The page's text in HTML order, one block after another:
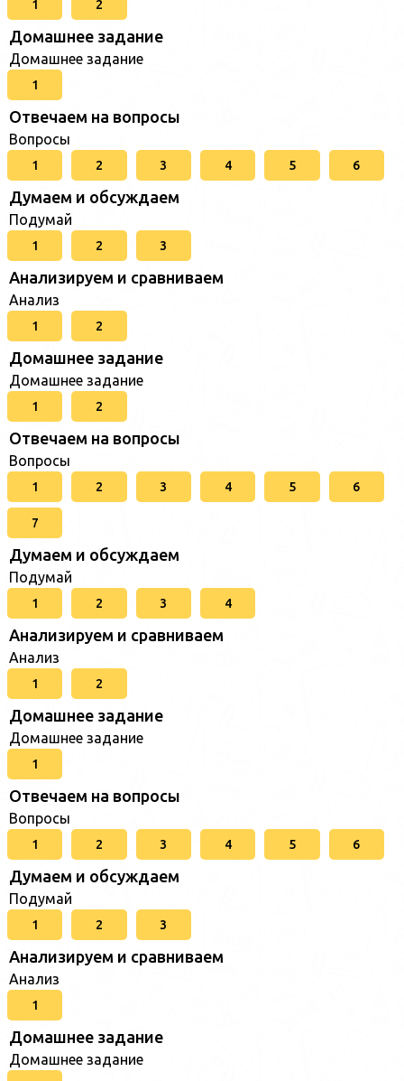
1 2
Домашнее задание
Домашнее задание
1
Отвечаем на вопросы
Вопросы
1 2 3 4 5 6
Думаем и обсуждаем
Подумай
1 2 3
Анализируем и сравниваем
Анализ
1 2
Домашнее задание
Домашнее задание
1 2
Отвечаем на вопросы
Вопросы
1 2 3 4 5 6
7
Думаем и обсуждаем
Подумай
1 2 3 4
Анализируем и сравниваем
Анализ
1 2
Домашнее задание
Домашнее задание
1
Отвечаем на вопросы
Вопросы
1 2 3 4 5 6
Думаем и обсуждаем
Подумай
1 2 3
Анализируем и сравниваем
Анализ
1
Домашнее задание
Домашнее задание